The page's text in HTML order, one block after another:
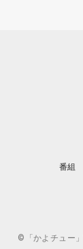
番組
©「かよチュー